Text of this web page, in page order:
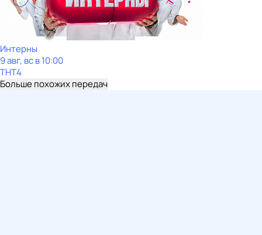
Интерны
9 авг, вс в 10:00
ТНТ4
Больше похожих передач